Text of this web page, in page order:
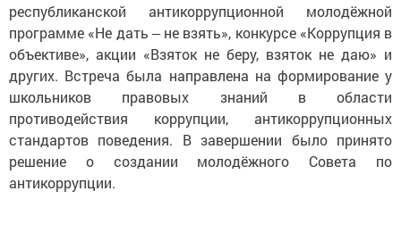
республиканской антикоррупционной молодёжной
программе «Не дать ‒ не взять», конкурсе «Коррупция в
объективе», акции «Взяток не беру, взяток не даю» и
других. Встреча была направлена на формирование у
школьников правовых знаний в области
противодействия коррупции, антикоррупционных
стандартов поведения. В завершении было принято
решение о создании молодёжного Совета по
антикоррупции.